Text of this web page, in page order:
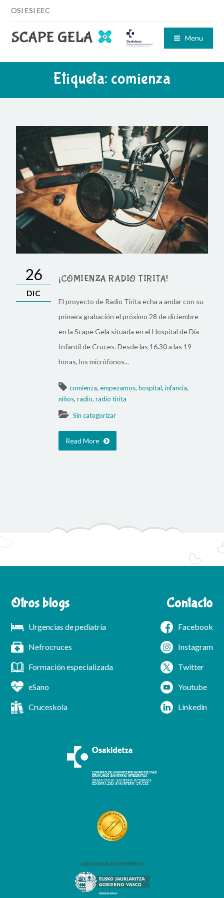
OSI ESI EEC
Menu
Etiqueta: comienza
26
DIC
¡COMIENZA RADIO TIRITA!
El proyecto de Radio Tirita echa a andar con su
primera grabación el próximo 28 de diciembre
en la Scape Gela situada en el Hospital de Día
Infantil de Cruces. Desde las 16.30 a las 19
horas, los micrófonos...
comienza,empezamos,hospital,infancia,
niños,radio,radio tirita
Sin categorizar
Read More
Otros blogs
Urgencias de pediatría
Nefrocruces
Formación especializada
eSano
Cruceskola
Contacto
Facebook
Instagram
Twitter
Youtube
Linkedin